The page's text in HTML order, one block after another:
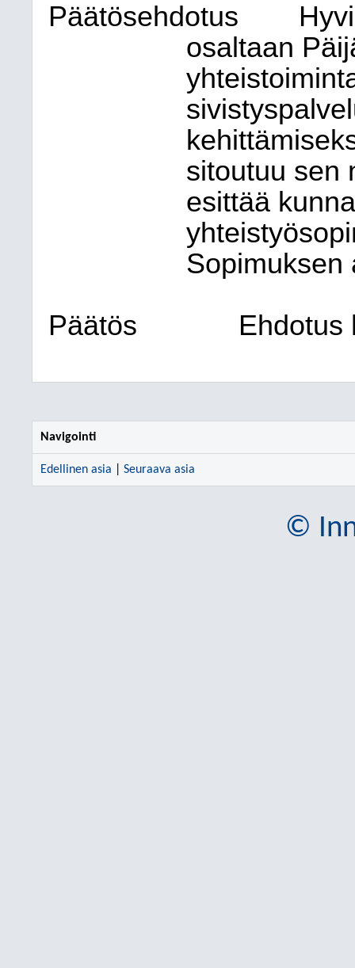
Päätösehdotus
osaltaan
sitoutuu sen
esittää
Sopimuksen
Päätös
Ehdotus
Navigointi
Edellinen asia Seuraava asia
©